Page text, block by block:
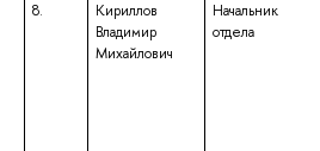
8.
Кириллов
Владимир
Михайлович
Начальник
отдела